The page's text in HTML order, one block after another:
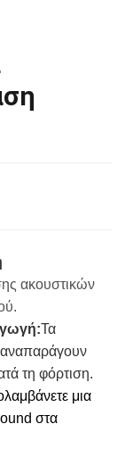
ακουστικών
Τα
αναπαράγουν
τη φόρτιση.
μια
στα